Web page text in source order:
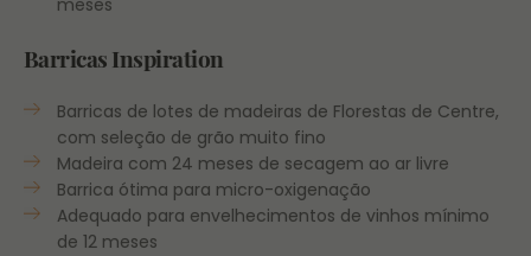
meses
Barricas Inspiration
Barricas de lotes de madeiras de Florestas de Centre,
com seleção de grão muito fino
Madeira com 24 meses de secagem ao ar livre
Barrica ótima para micro-oxigenação
Adequado para envelhecimentos de vinhos mínimo
de 12 meses